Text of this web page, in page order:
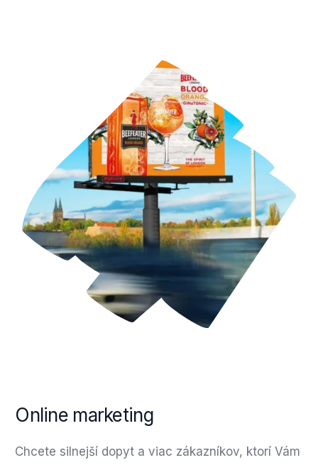
Online marketing
Chcete silnejší dopyt a viac zákazníkov, ktorí Vám